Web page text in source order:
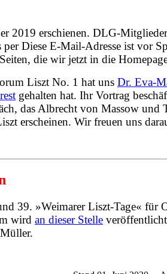
2019 erschienen. DLG-
perDiese E-Mail-Adresse ist vor
die wir jetzt in die
Liszt No. 1 hat uns Dr. Eva-
gehalten hat. Ihr Vortrag
das Albrecht von Massow und
erscheinen. Wir freuen uns
39. »Weimarer Liszt-Tage« für
wird an dieser Stelle